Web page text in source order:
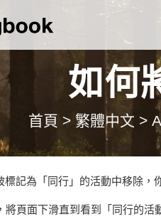
如何
首頁 > 繁體中文 >
記為「同行」的活動中移除，
將頁面下滑直到看到「同行的活